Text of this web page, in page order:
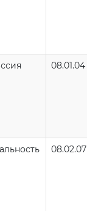
08.01.04
08.02.07